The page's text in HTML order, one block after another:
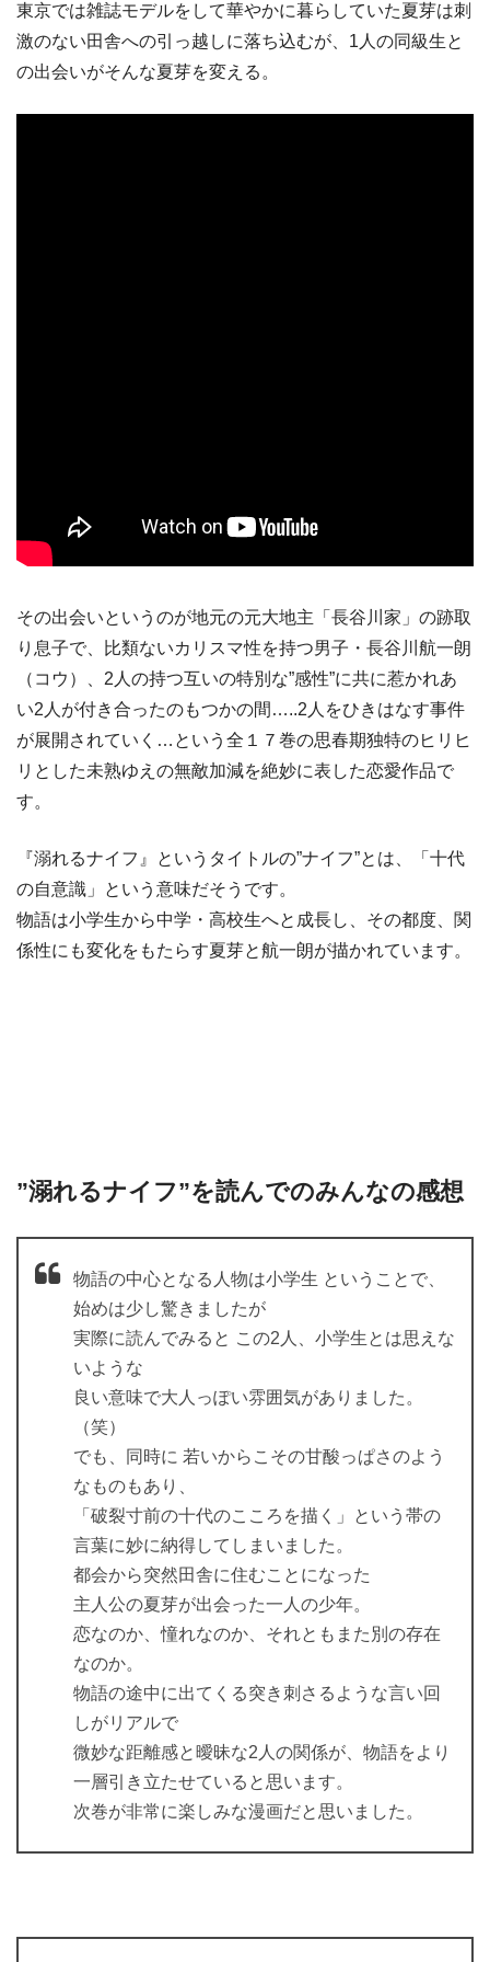
東京では雑誌モデルをして華やかに暮らしていた夏芽は刺
激のない田舎への引っ越しに落ち込むが、1人の同級生と
の出会いがそんな夏芽を変える。
その出会いというのが地元の元大地主「長谷川家」の跡取
り息子で、比類ないカリスマ性を持つ男子・長谷川航一朗
（コウ）、2人の持つ互いの特別な”感性”に共に惹かれあ
い2人が付き合ったのもつかの間…..2人をひきはなす事件
が展開されていく…という全１７巻の思春期独特のヒリヒ
リとした未熟ゆえの無敵加減を絶妙に表した恋愛作品で
す。
『溺れるナイフ』というタイトルの”ナイフ”とは、「十代
の自意識」という意味だそうです。
物語は小学生から中学・高校生へと成長し、その都度、関
係性にも変化をもたらす夏芽と航一朗が描かれています。
”溺れるナイフ”を読んでのみんなの感想
物語の中心となる人物は小学生 ということで、
始めは少し驚きましたが
実際に読んでみると この2人、小学生とは思えな
いような
良い意味で大人っぽい雰囲気がありました。
（笑）
でも、同時に 若いからこその甘酸っぱさのよう
なものもあり、
「破裂寸前の十代のこころを描く」という帯の
言葉に妙に納得してしまいました。
都会から突然田舎に住むことになった
主人公の夏芽が出会った一人の少年。
恋なのか、憧れなのか、それともまた別の存在
なのか。
物語の途中に出てくる突き刺さるような言い回
しがリアルで
微妙な距離感と曖昧な2人の関係が、物語をより
一層引き立たせていると思います。
次巻が非常に楽しみな漫画だと思いました。